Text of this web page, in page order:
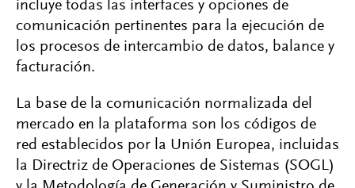
incluye todas las interfaces y opciones de
comunicación pertinentes para la ejecución de
los procesos de intercambio de datos, balance y
facturación.
La base de la comunicación normalizada del
mercado en la plataforma son los códigos de
red establecidos por la Unión Europea, incluidas
la Directriz de Operaciones de Sistemas (SOGL)